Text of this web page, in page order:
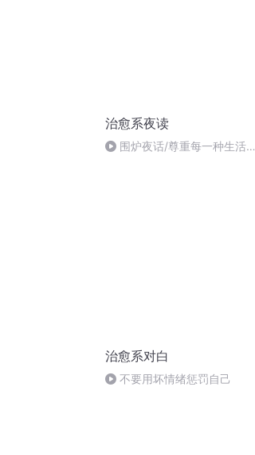
治愈系夜读
围炉夜话/尊重每一种生活方
治愈系对白
不要用坏情绪惩罚自己